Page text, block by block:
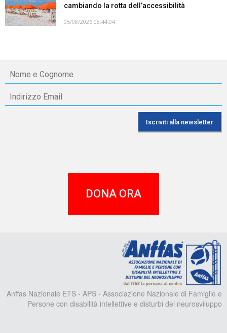
cambiando la rotta dell’accessibilità
05/08/2026 08:44:04
DONA ORA
Anffas Nazionale ETS - APS - Associazione Nazionale di Famiglie e
Persone con disabilità intellettive e disturbi del neurosviluppo